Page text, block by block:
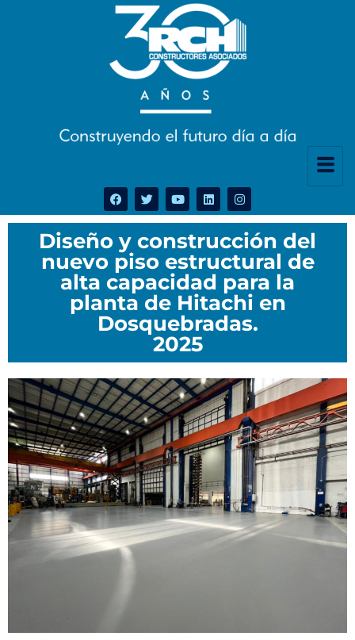
Diseño y construcción del
nuevo piso estructural de
alta capacidad para la
planta de Hitachi en
Dosquebradas.
2025